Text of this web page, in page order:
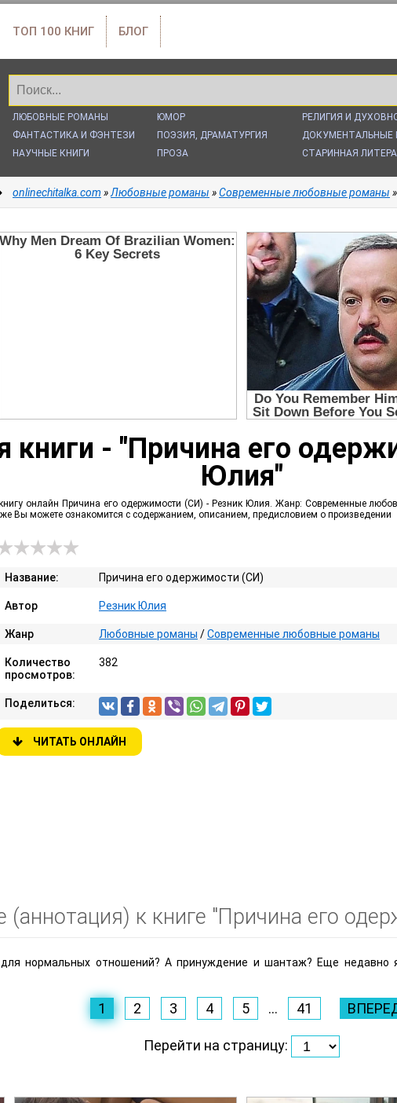
ТОП 100 КНИГ БЛОГ
ЛЮБОВНЫЕ РОМАНЫ
ФАНТАСТИКА И ФЭНТЕЗИ
НАУЧНЫЕ КНИГИ
ЮМОР
ПОЭЗИЯ, ДРАМАТУРГИЯ
ПРОЗА
РЕЛИГИЯ И
ДОКУМЕНТАЛЬНЫЕ
СТАРИННАЯ
onlinechitalka.com »Любовные романы »Современные любовные романы
книги - "Причина его
Юлия"
онлайн Причина его одержимости (СИ) - Резник Юлия. Жанр: Современные
Вы можете ознакомится с содержанием, описанием, предисловием о произведении
Название: Причина его одержимости (СИ)
Автор Резник Юлия
Жанр Любовные романы /Современные любовные романы
Количество
просмотров:
382
Поделиться:
ЧИТАТЬ ОНЛАЙН
(аннотация) к книге "Причина его
нормальных отношений? А принуждение и шантаж? Еще
1 2 3 4 5 ... 41
Перейти на страницу: